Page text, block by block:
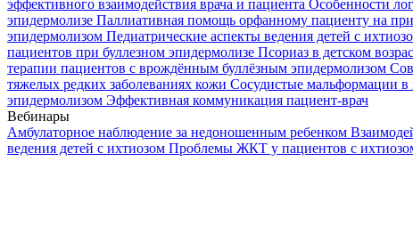
эффективного взаимодействия врача и пациента Особенности
эпидермолизе Паллиативная помощь орфанному пациенту на
эпидермолизом Педиатрические аспекты ведения детей с
пациентов при буллезном эпидермолизе Псориаз в детском
терапии пациентов с врождённым буллёзным эпидермолизом
тяжелых редких заболеваниях кожи Сосудистые мальформации в
эпидермолизом Эффективная коммуникация пациент-врач
Вебинары
Амбулаторное наблюдение за недоношенным ребенком
ведения детей с ихтиозом Проблемы ЖКТ у пациентов с